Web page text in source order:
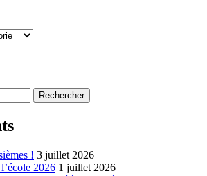
! 3 juillet 2026
2026 1 juillet 2026